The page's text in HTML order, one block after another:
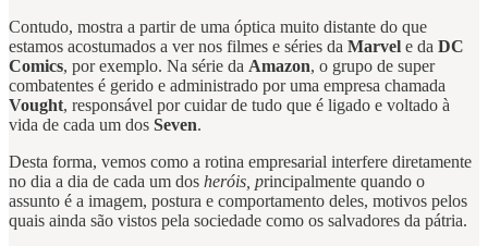
Contudo, mostra a partir de uma óptica muito distante do que
estamos acostumados a ver nos filmes e séries da Marvel e da DC
Comics, por exemplo. Na série da Amazon, o grupo de super
combatentes é gerido e administrado por uma empresa chamada
Vought, responsável por cuidar de tudo que é ligado e voltado à
vida de cada um dos Seven.
Desta forma, vemos como a rotina empresarial interfere diretamente
no dia a dia de cada um dos heróis, principalmente quando o
assunto é a imagem, postura e comportamento deles, motivos pelos
quais ainda são vistos pela sociedade como os salvadores da pátria.